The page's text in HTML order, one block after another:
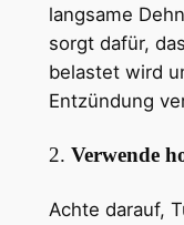
langsame
sorgt dafür,
belastet wird
Entzündung
2. Verwende
Achte darauf,